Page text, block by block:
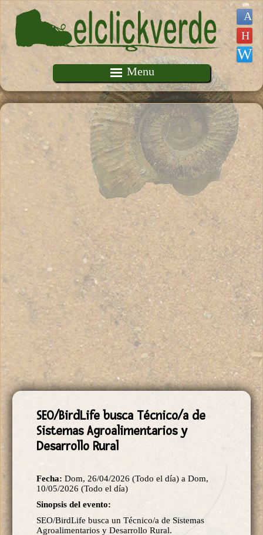
Pasar al contenido principal
Menu
SEO/BirdLife busca Técnico/a de
Sistemas Agroalimentarios y
Desarrollo Rural
Fecha: Dom, 26/04/2026 (Todo el día) a Dom,
10/05/2026 (Todo el día)
Sinopsis del evento:
SEO/BirdLife busca un Técnico/a de Sistemas
Agroalimentarios y Desarrollo Rural.